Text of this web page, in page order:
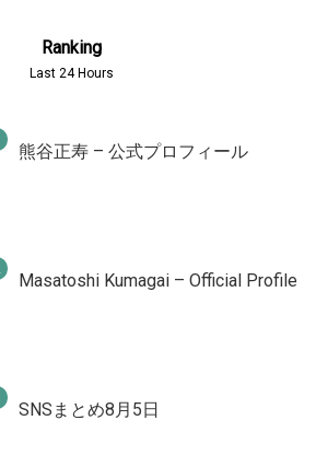
Ranking
Last 24 Hours
熊谷正寿 – 公式プロフィール
Masatoshi Kumagai – Official Profile
SNSまとめ8月5日